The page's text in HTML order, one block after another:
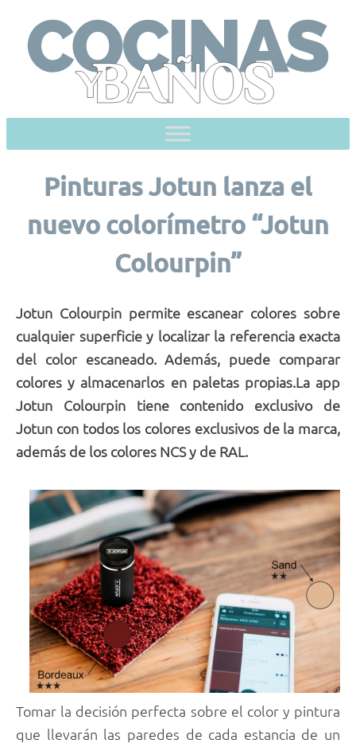
content
Pinturas Jotun lanza el
nuevo colorímetro “Jotun
Colourpin”
Jotun Colourpin permite escanear colores sobre
cualquier superficie y localizar la referencia exacta
del color escaneado. Además, puede comparar
colores y almacenarlos en paletas propias.La app
Jotun Colourpin tiene contenido exclusivo de
Jotun con todos los colores exclusivos de la marca,
además de los colores NCS y de RAL.
Tomar la decisión perfecta sobre el color y pintura
que llevarán las paredes de cada estancia de un